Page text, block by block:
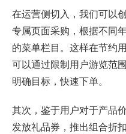
在运营侧切入，我们可以
专属页面采购，根据不同
的菜单栏目。这样在节约
可以通过限制用户游览范
明确目标，快速下单。
其次，鉴于用户对于产品
发放礼品券，推出组合折